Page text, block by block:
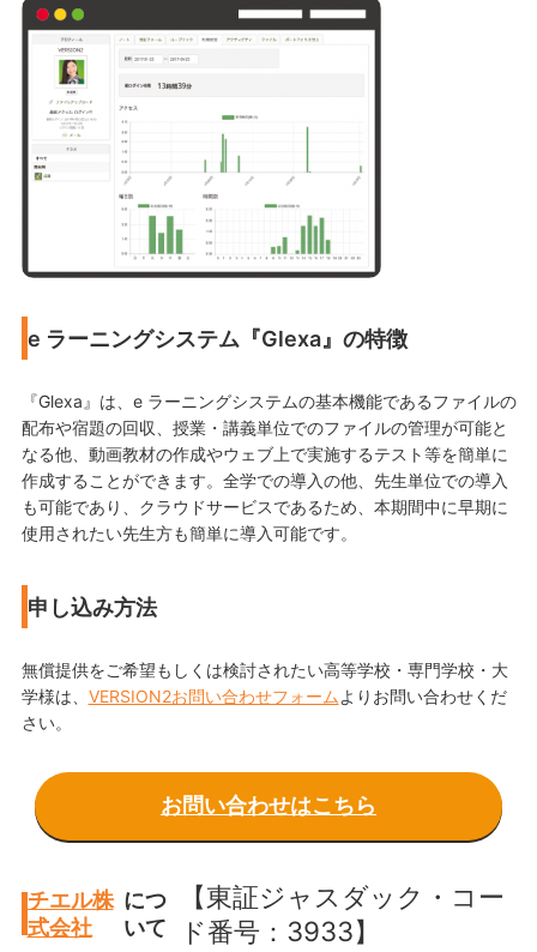
e ラーニングシステム『Glexa』の特徴
『Glexa』は、e ラーニングシステムの基本機能であるファイルの
配布や宿題の回収、授業・講義単位でのファイルの管理が可能と
なる他、動画教材の作成やウェブ上で実施するテスト等を簡単に
作成することができます。全学での導入の他、先生単位での導入
も可能であり、クラウドサービスであるため、本期間中に早期に
使用されたい先生方も簡単に導入可能です。
申し込み方法
無償提供をご希望もしくは検討されたい高等学校・専門学校・大
学様は、 VERSION2お問い合わせフォーム よりお問い合わせくだ
さい。
お問い合わせはこちら
チエル株
式会社
につ
いて
【東証ジャスダック・コー
ド番号：3933】